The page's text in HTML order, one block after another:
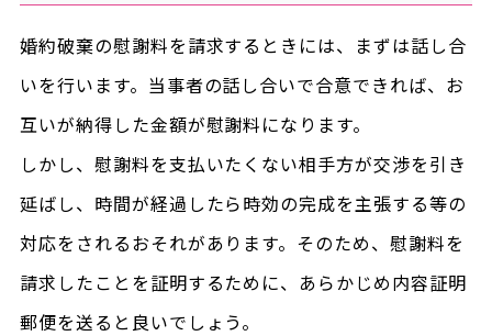
婚約破棄の慰謝料を請求するときには、まずは話し合
いを行います。当事者の話し合いで合意できれば、お
互いが納得した金額が慰謝料になります。
しかし、慰謝料を支払いたくない相手方が交渉を引き
延ばし、時間が経過したら時効の完成を主張する等の
対応をされるおそれがあります。そのため、慰謝料を
請求したことを証明するために、あらかじめ内容証明
郵便を送ると良いでしょう。